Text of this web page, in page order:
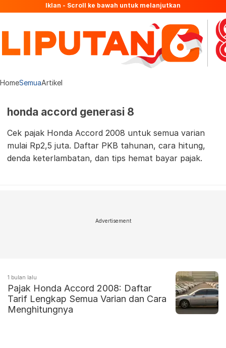
Iklan - Scroll ke bawah untuk melanjutkan
HomeSemuaArtikel
honda accord generasi 8
Cek pajak Honda Accord 2008 untuk semua varian
mulai Rp2,5 juta. Daftar PKB tahunan, cara hitung,
denda keterlambatan, dan tips hemat bayar pajak.
Advertisement
1 bulan lalu
Pajak Honda Accord 2008: Daftar
Tarif Lengkap Semua Varian dan Cara
Menghitungnya